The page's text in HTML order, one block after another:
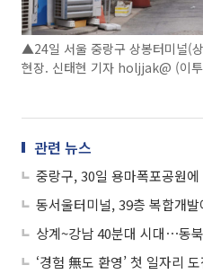
▲24일 서울 중랑구 상봉터미널(
현장. 신태현 기자 holjjak@ (이
관련 뉴스
중랑구, 30일 용마폭포공원
‘경험 無도 환영’ 첫 일자리